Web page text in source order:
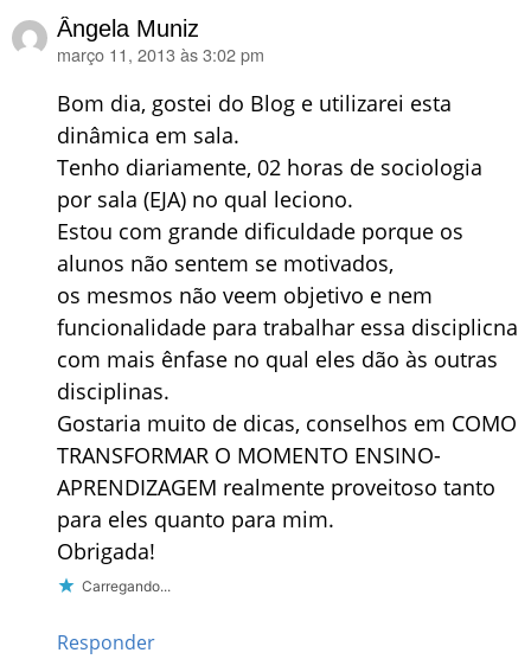
Ângela Muniz
disse:
março 11, 2013 às 3:02 pm
Bom dia, gostei do Blog e utilizarei esta
dinâmica em sala.
Tenho diariamente, 02 horas de sociologia
por sala (EJA) no qual leciono.
Estou com grande dificuldade porque os
alunos não sentem se motivados,
os mesmos não veem objetivo e nem
funcionalidade para trabalhar essa disciplicna
com mais ênfase no qual eles dão às outras
disciplinas.
Gostaria muito de dicas, conselhos em COMO
TRANSFORMAR O MOMENTO ENSINO-
APRENDIZAGEM realmente proveitoso tanto
para eles quanto para mim.
Obrigada!
Carregando...
Responder